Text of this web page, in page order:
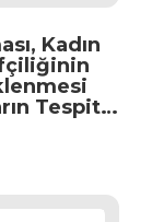
Kadın
Tespiti